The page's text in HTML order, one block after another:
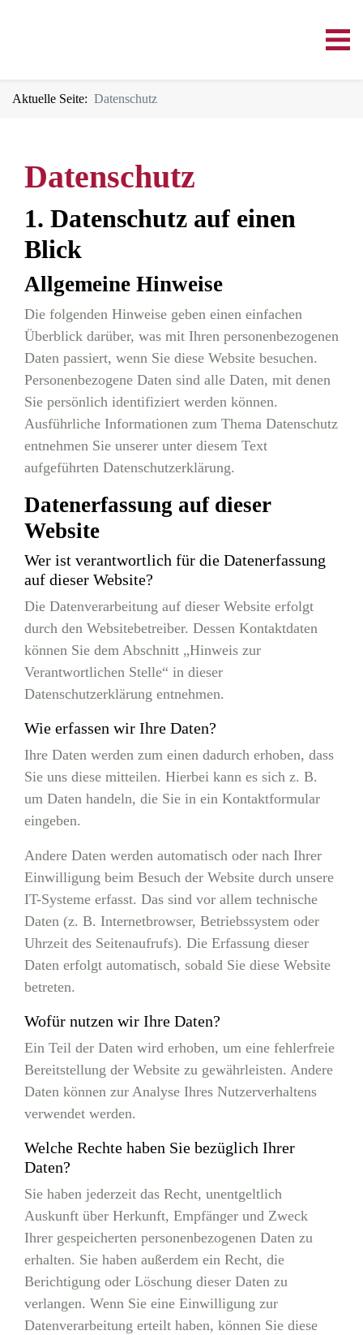
Aktuelle Seite: Datenschutz
Datenschutz
1. Datenschutz auf einen
Blick
Allgemeine Hinweise
Die folgenden Hinweise geben einen einfachen
Überblick darüber, was mit Ihren personenbezogenen
Daten passiert, wenn Sie diese Website besuchen.
Personenbezogene Daten sind alle Daten, mit denen
Sie persönlich identifiziert werden können.
Ausführliche Informationen zum Thema Datenschutz
entnehmen Sie unserer unter diesem Text
aufgeführten Datenschutzerklärung.
Datenerfassung auf dieser
Website
Wer ist verantwortlich für die Datenerfassung
auf dieser Website?
Die Datenverarbeitung auf dieser Website erfolgt
durch den Websitebetreiber. Dessen Kontaktdaten
können Sie dem Abschnitt „Hinweis zur
Verantwortlichen Stelle“ in dieser
Datenschutzerklärung entnehmen.
Wie erfassen wir Ihre Daten?
Ihre Daten werden zum einen dadurch erhoben, dass
Sie uns diese mitteilen. Hierbei kann es sich z. B.
um Daten handeln, die Sie in ein Kontaktformular
eingeben.
Andere Daten werden automatisch oder nach Ihrer
Einwilligung beim Besuch der Website durch unsere
IT-Systeme erfasst. Das sind vor allem technische
Daten (z. B. Internetbrowser, Betriebssystem oder
Uhrzeit des Seitenaufrufs). Die Erfassung dieser
Daten erfolgt automatisch, sobald Sie diese Website
betreten.
Wofür nutzen wir Ihre Daten?
Ein Teil der Daten wird erhoben, um eine fehlerfreie
Bereitstellung der Website zu gewährleisten. Andere
Daten können zur Analyse Ihres Nutzerverhaltens
verwendet werden.
Welche Rechte haben Sie bezüglich Ihrer
Daten?
Sie haben jederzeit das Recht, unentgeltlich
Auskunft über Herkunft, Empfänger und Zweck
Ihrer gespeicherten personenbezogenen Daten zu
erhalten. Sie haben außerdem ein Recht, die
Berichtigung oder Löschung dieser Daten zu
verlangen. Wenn Sie eine Einwilligung zur
Datenverarbeitung erteilt haben, können Sie diese